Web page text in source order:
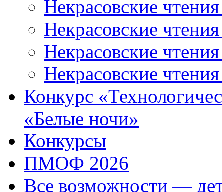
Некрасовские
Некрасовские
Некрасовские
Некрасовские
Конкурс
«Белые ночи»
Конкурсы
ПМОФ 2026
Все возможности —